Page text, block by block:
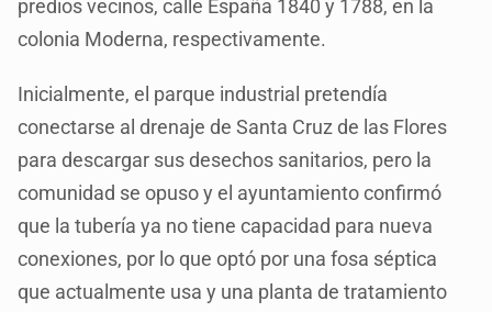
predios vecinos, calle España 1840 y 1788, en la
colonia Moderna, respectivamente.
Inicialmente, el parque industrial pretendía
conectarse al drenaje de Santa Cruz de las Flores
para descargar sus desechos sanitarios, pero la
comunidad se opuso y el ayuntamiento confirmó
que la tubería ya no tiene capacidad para nueva
conexiones, por lo que optó por una fosa séptica
que actualmente usa y una planta de tratamiento